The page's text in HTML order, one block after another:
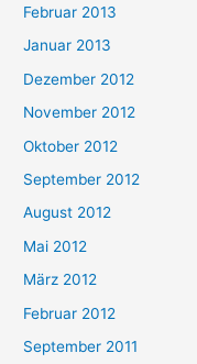
Februar 2013
Januar 2013
Dezember 2012
November 2012
Oktober 2012
September 2012
August 2012
Mai 2012
März 2012
Februar 2012
September 2011